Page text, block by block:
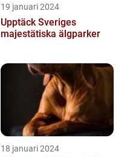
19 januari 2024
Upptäck Sveriges
majestätiska älgparker
18 januari 2024